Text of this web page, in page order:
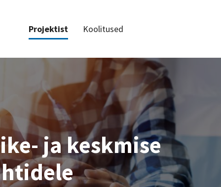
Projektist Koolitused
ja keskmise